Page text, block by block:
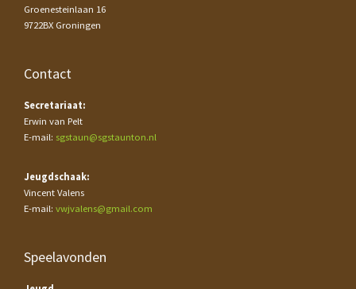
Groenesteinlaan 16
9722BX Groningen
Contact
Secretariaat:
Erwin van Pelt
E-mail: sgstaun@sgstaunton.nl
Jeugdschaak:
Vincent Valens
E-mail: vwjvalens@gmail.com
Speelavonden